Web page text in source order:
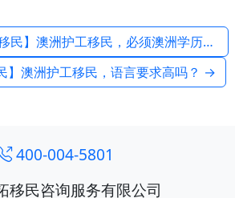
← 上一篇：【澳洲移民】澳洲护工移民，必须澳洲学历吗？
】澳洲护工移民，语言要求高吗？ →
400-004-5801
移民咨询服务有限公司